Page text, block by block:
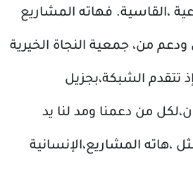
،القاسية. فهاته المشاريع
ودعم من، جمعية النجاة الخيرية
تتقدم الشبكة،بجزيل
من دعمنا ومد لنا يد
،هاته المشاريع،الإنسانية